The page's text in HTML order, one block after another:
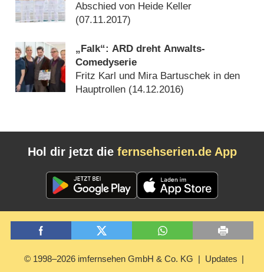
Abschied von Heide Keller
(07.11.2017)
„Falk“: ARD dreht Anwalts-
Comedyserie
Fritz Karl und Mira Bartuschek in den
Hauptrollen (14.12.2016)
Hol dir jetzt die fernsehserien.de App
© 1998–2026 imfernsehen GmbH & Co. KG Updates